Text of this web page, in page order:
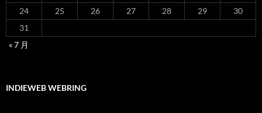
24
25 26 27 28 29
30
31
« 7 月
INDIEWEB WEBRING